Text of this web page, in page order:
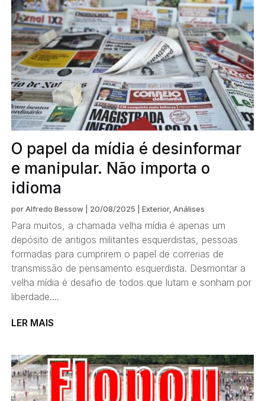
O papel da mídia é desinformar
e manipular. Não importa o
idioma
porAlfredo Bessow 20/08/2025 Exterior, Análises
Para muitos, a chamada velha mídia é apenas um
depósito de antigos militantes esquerdistas, pessoas
formadas para cumprirem o papel de correrias de
transmissão de pensamento esquerdista. Desmontar a
velha mídia é desafio de todos que lutam e sonham por
liberdade....
LER MAIS